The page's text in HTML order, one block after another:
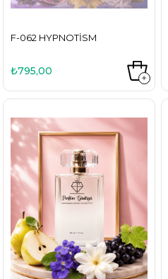
F-062 HYPNOTISM
₺795,00